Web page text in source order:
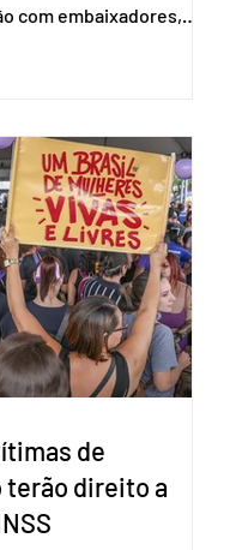
com embaixadores,
do país. Segundo o
ocorrerá na sede do
às ações de
à comunidade
o presidente da
Nunes Marques,
de
direito a